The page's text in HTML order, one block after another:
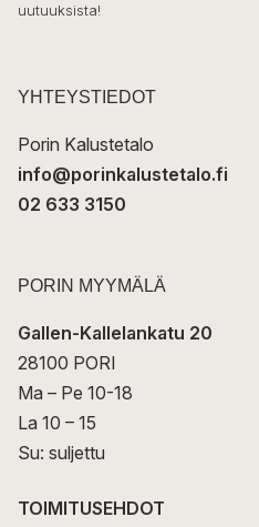
k
t
uutuuksista!
YHTEYSTIEDOT
Porin Kalustetalo
info@porinkalustetalo.fi
02 633 3150
PORIN MYYMÄLÄ
Gallen-Kallelankatu 20
28100 PORI
Ma – Pe 10-18
La 10 – 15
Su: suljettu
TOIMITUSEHDOT